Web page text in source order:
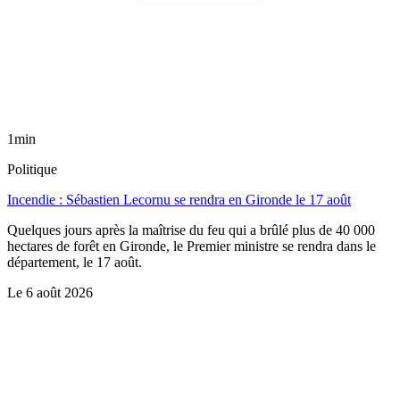
1min
Politique
Incendie : Sébastien Lecornu se rendra en Gironde le 17 août
Quelques jours après la maîtrise du feu qui a brûlé plus de 40 000
hectares de forêt en Gironde, le Premier ministre se rendra dans le
département, le 17 août.
Le 6 août 2026